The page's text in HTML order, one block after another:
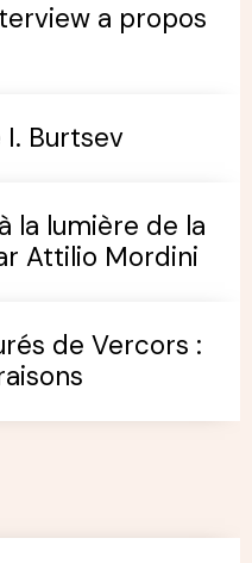
a propos
I. Burtsev
la lumière de la
Attilio Mordini
de Vercors :